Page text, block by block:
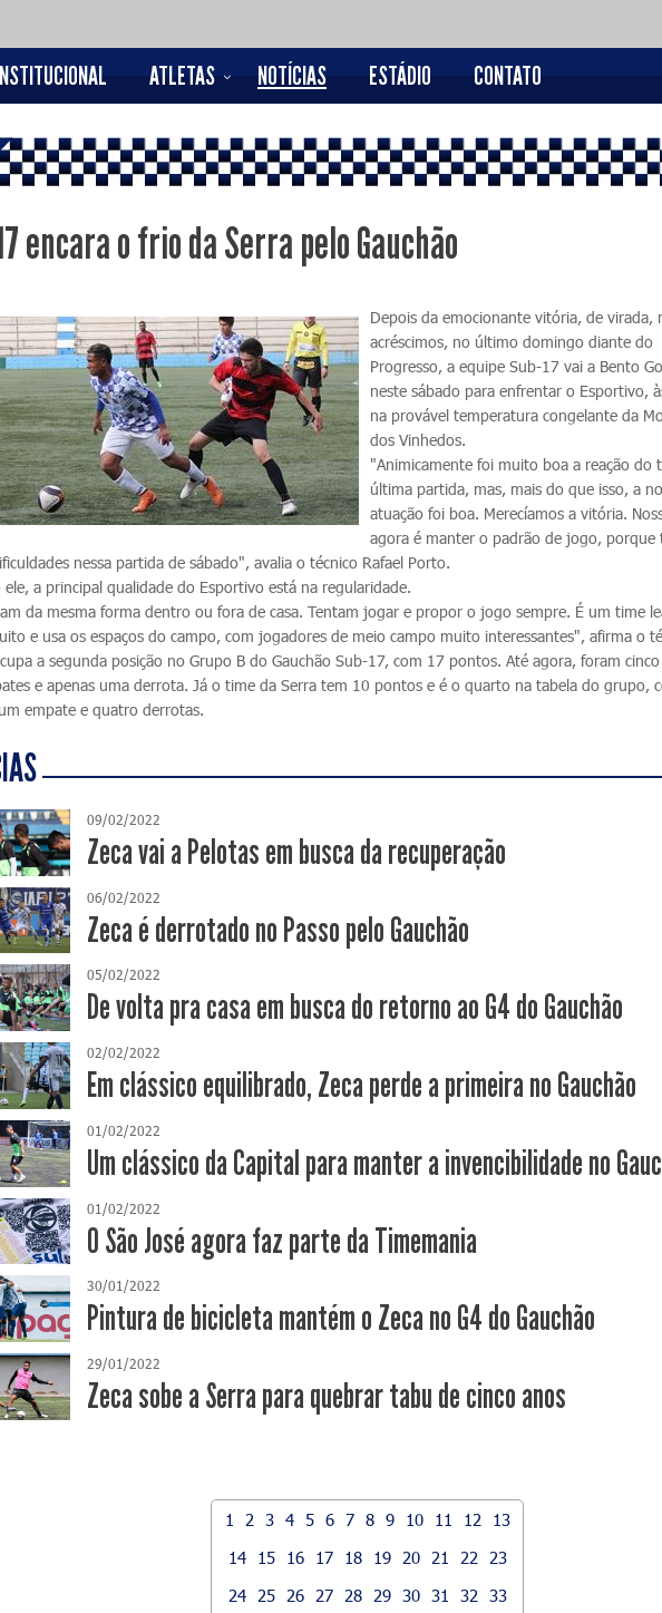
ATLETAS NOTÍCIAS ESTÁDIO CONTATO
encara o frio da Serra pelo Gauchão
Depois da emocionante vitória, de virada,
acréscimos, no último domingo diante do
Progresso, a equipe Sub-17 vai a Bento
neste sábado para enfrentar o Esportivo,
na provável temperatura congelante da
dos Vinhedos.
"Animicamente foi muito boa a reação do
última partida, mas, mais do que isso, a
atuação foi boa. Merecíamos a vitória.
agora é manter o padrão de jogo, porque
nessa partida de sábado", avalia o técnico Rafael Porto.
ele, a principal qualidade do Esportivo está na regularidade.
da mesma forma dentro ou fora de casa. Tentam jogar e propor o jogo sempre. É um time
e usa os espaços do campo, com jogadores de meio campo muito interessantes", afirma o
a segunda posição no Grupo B do Gauchão Sub-17, com 17 pontos. Até agora, foram
e apenas uma derrota. Já o time da Serra tem 10 pontos e é o quarto na tabela do grupo,
empate e quatro derrotas.
09/02/2022
Zeca vai a Pelotas em busca da recuperação
06/02/2022
Zeca é derrotado no Passo pelo Gauchão
05/02/2022
De volta pra casa em busca do retorno ao G4 do Gauchão
02/02/2022
Em clássico equilibrado, Zeca perde a primeira no Gauchão
01/02/2022
Um clássico da Capital para manter a invencibilidade no
01/02/2022
O São José agora faz parte da Timemania
30/01/2022
Pintura de bicicleta mantém o Zeca no G4 do Gauchão
29/01/2022
Zeca sobe a Serra para quebrar tabu de cinco anos
1 2 3 4 5 6 7 8 9 10 11 12
13
14
15 16 17 18 19 20 21 22
23
24
25 26 27 28 29 30 31 32
33